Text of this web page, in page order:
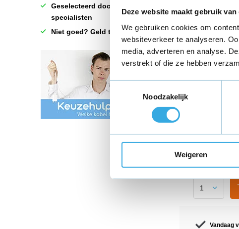
Deze website maakt gebruik van
We gebruiken cookies om
websiteverkeer te analyseren.
media, adverteren en analyse.
verstrekt of die ze hebben
Toestemmingsselectie
Noodzakelijk
Weigeren
Originele
kabel 1M
Aansluiting:
Morgen in
Vandaag
Geselecteerd door échte
specialisten
Niet goed? Geld terug!